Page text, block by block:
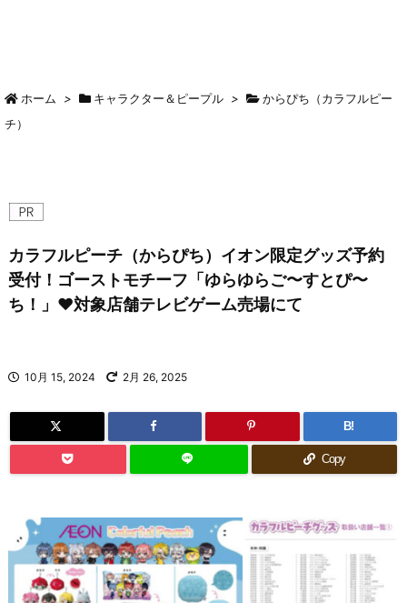
ホーム > キャラクター＆ピープル >
からぴち（カラフルピー
チ）
カラフルピーチ（からぴち）イオン限定グッズ予約
受付！ゴーストモチーフ「ゆらゆらご〜すとぴ〜
ち！」♥対象店舗テレビゲーム売場にて
10月 15, 2024 2月 26, 2025
B!
Copy